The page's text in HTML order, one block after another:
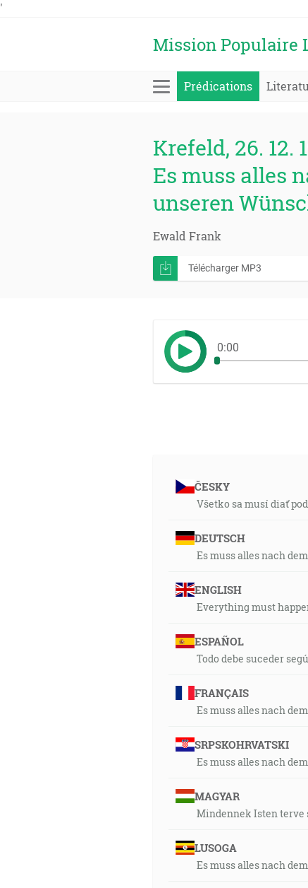
'
Mission Populaire
Prédications
Krefeld, 26. 12.
Es muss alles
unseren
Ewald Frank
Télécharger MP3
0:00
ČESKY
Všetko sa musí diať
DEUTSCH
Es muss alles nach
ENGLISH
Everything must
ESPAÑOL
Todo debe suceder
FRANÇAIS
Es muss alles nach
SRPSKOHRVATSKI
Es muss alles nach
MAGYAR
Mindennek Isten
LUSOGA
Es muss alles nach